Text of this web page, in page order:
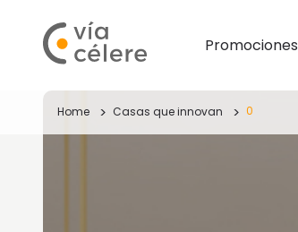
Promociones
Home Casas que innovan 0